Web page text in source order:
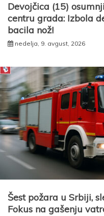
Devojčica (15)
centru grada: Izbola
bacila nož!
nedelja, 9. avgust, 2026
Šest požara u Srbiji,
Fokus na gašenju